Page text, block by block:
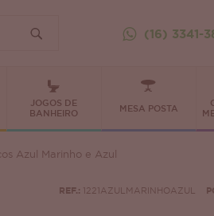
(16) 3341-
JOGOS DE
BANHEIRO
MESA POSTA
Azul Marinho e Azul
REF.: 1221AZULMARINHOAZUL